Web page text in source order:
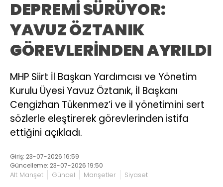
DEPREMİ SÜRÜYOR:
YAVUZ ÖZTANIK
GÖREVLERİNDEN AYRILDI
MHP Siirt İl Başkan Yardımcısı ve Yönetim
Kurulu Üyesi Yavuz Öztanık, İl Başkanı
Cengizhan Tükenmez’i ve il yönetimini sert
sözlerle eleştirerek görevlerinden istifa
ettiğini açıkladı.
Giriş: 23-07-2026 16:59
Güncelleme: 23-07-2026 19:50
Alt Manşet Güncel Manşetler Siyaset